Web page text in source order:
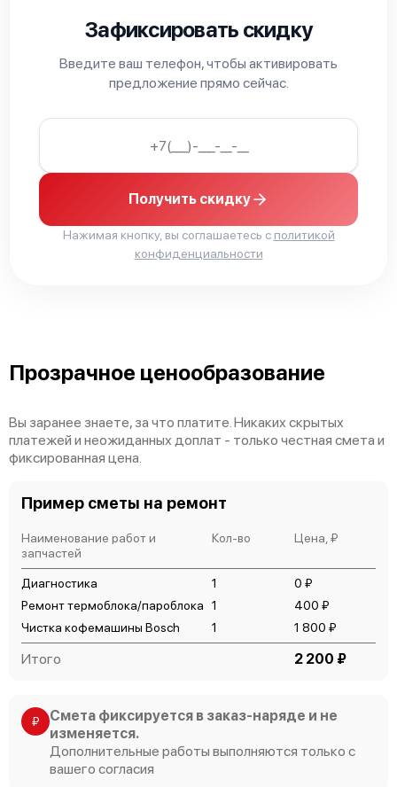
Зафиксировать скидку
Введите ваш телефон, чтобы активировать
предложение прямо сейчас.
Получить скидку
Нажимая кнопку, вы соглашаетесь с политикой
конфиденциальности
Прозрачное ценообразование
Вы заранее знаете, за что платите. Никаких скрытых
платежей и неожиданных доплат - только честная смета и
фиксированная цена.
Пример сметы на ремонт
Наименование работ и
запчастей
Кол-во Цена, ₽
Диагностика 1
0 ₽
Ремонт термоблока/пароблока
1
400 ₽
Чистка кофемашины Bosch
1 1 800 ₽
Итого 2 200 ₽
₽
Смета фиксируется в заказ-наряде и не
изменяется.
Дополнительные работы выполняются только с
вашего согласия